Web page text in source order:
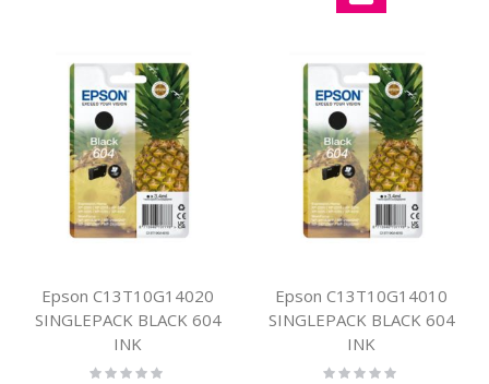
Epson C13T10G14020
SINGLEPACK BLACK 604
INK
Rating:
Epson C13T10G14010
SINGLEPACK BLACK 604
INK
Rating: